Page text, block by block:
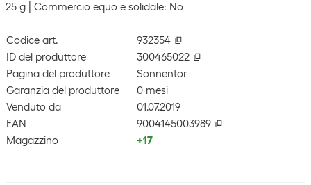
25 g
Commercio equo e solidale: No
Codice art.
932354
ID del produttore
300465022
Pagina del produttore
Sonnentor
Garanzia del produttore
0 mesi
Venduto da
01.07.2019
EAN
9004145003989
Magazzino
+17